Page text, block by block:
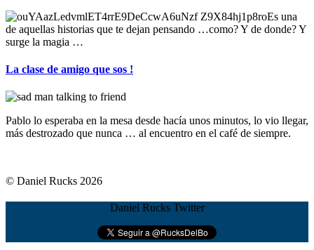
Es una
de aquellas historias que te dejan pensando …como? Y de donde? Y
surge la magia …
La clase de amigo que sos !
Pablo lo esperaba en la mesa desde hacía unos minutos, lo vio llegar,
más destrozado que nunca … al encuentro en el café de siempre.
© Daniel Rucks 2026
Daniel Rucks Twitter